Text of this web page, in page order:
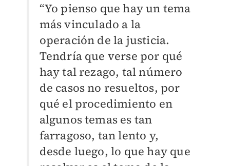
“Yo pienso que hay un tema
más vinculado a la
operación de la justicia.
Tendría que verse por qué
hay tal rezago, tal número
de casos no resueltos, por
qué el procedimiento en
algunos temas es tan
farragoso, tan lento y,
desde luego, lo que hay que